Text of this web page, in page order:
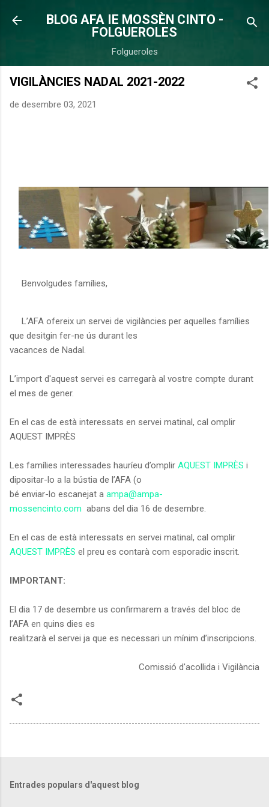
Salta al contingut principal
BLOG AFA IE MOSSÈN CINTO -
FOLGUEROLES
Folgueroles
VIGILÀNCIES NADAL 2021-2022
de desembre 03, 2021
Benvolgudes famílies,
L’AFA ofereix un servei de vigilàncies per aquelles famílies
que desitgin fer-ne ús durant les
vacances de Nadal.
L’import d'aquest servei es carregarà al vostre compte durant
el mes de gener.
En el cas de està interessats en servei matinal, cal omplir
AQUEST IMPRÈS
Les famílies interessades hauríeu d’omplir AQUEST IMPRÈS i
dipositar-lo a la bústia de l’AFA (o
bé enviar-lo escanejat a ampa@ampa-
mossencinto.com abans del dia 16 de desembre.
En el cas de està interessats en servei matinal, cal omplir
AQUEST IMPRÈS el preu es contarà com esporadic inscrit.
IMPORTANT:
El dia 17 de desembre us confirmarem a través del bloc de
l’AFA en quins dies es
realitzarà el servei ja que es necessari un mínim d’inscripcions.
Comissió d'acollida i Vigilància
Entrades populars d'aquest blog